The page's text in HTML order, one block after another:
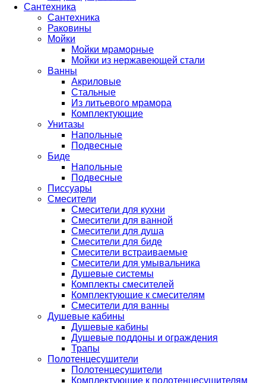
Сантехника
Сантехника
Раковины
Мойки
Мойки мраморные
Мойки из нержавеющей стали
Ванны
Акриловые
Стальные
Из литьевого мрамора
Комплектующие
Унитазы
Напольные
Подвесные
Биде
Напольные
Подвесные
Писсуары
Смесители
Смесители для кухни
Смесители для ванной
Смесители для душа
Смесители для биде
Смесители встраиваемые
Смесители для умывальника
Душевые системы
Комплекты смесителей
Комплектующие к смесителям
Смесители для ванны
Душевые кабины
Душевые кабины
Душевые поддоны и ограждения
Трапы
Полотенцесушители
Полотенцесушители
Комплектующие к полотенцесушителям